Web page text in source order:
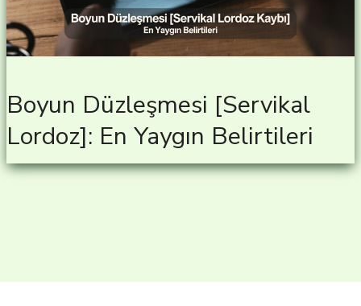
Boyun Düzleşmesi [Servikal
Lordoz]: En Yaygın Belirtileri